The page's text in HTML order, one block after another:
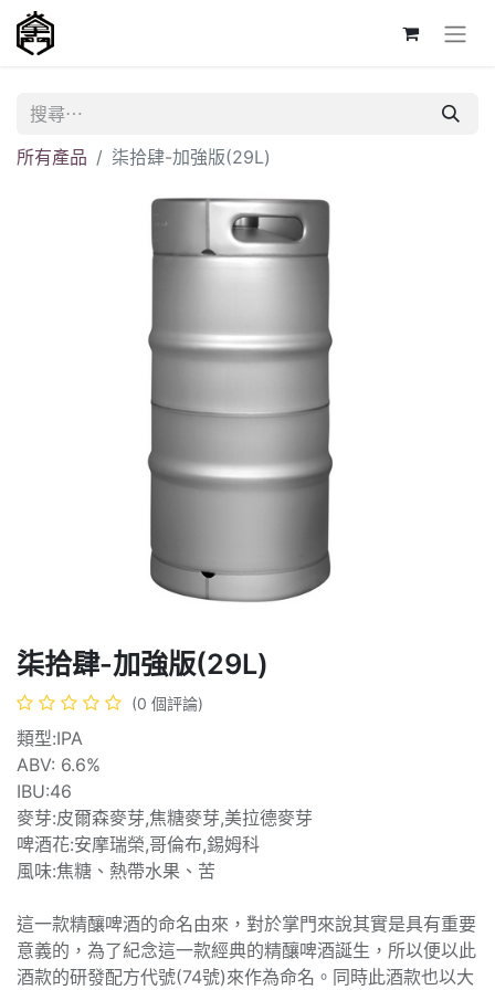
所有產品 柒拾肆-加強版(29L)
柒拾肆-加強版(29L)
(0 個評論)
類型:IPA
ABV: 6.6%
IBU:46
麥芽:皮爾森麥芽,焦糖麥芽,美拉德麥芽
啤酒花:安摩瑞榮,哥倫布,錫姆科
風味:焦糖、熱帶水果、苦
這一款精釀啤酒的命名由來，對於掌門來說其實是具有重要
意義的，為了紀念這一款經典的精釀啤酒誕生，所以便以此
酒款的研發配方代號(74號)來作為命名。同時此酒款也以大